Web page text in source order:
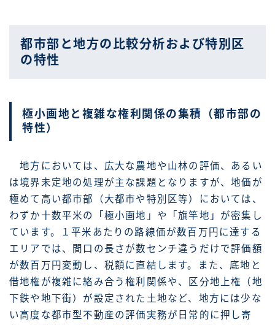
都市部と地方の比較分析および特別区
の特性
極小画地と複雑な権利関係の集積（都市部の
特性）
地方においては、広大な農地や山林の評価、あるい
は境界未定地の処理が主な課題となりますが、地価が
極めて高い都市部（大都市や特別区等）においては、
わずか十数平米の「極小画地」や「旗竿地」が密集し
ています。１平米あたりの路線価が数百万円に達する
エリアでは、間口の長さが数センチ違うだけで評価額
が数百万円変動し、税額に直結します。また、底地と
借地権が複雑に絡み合う権利関係や、区分地上権（地
下鉄や地下街）が設定された土地など、地方には少な
い高度な都市型不動産の評価実務が日常的に押し寄